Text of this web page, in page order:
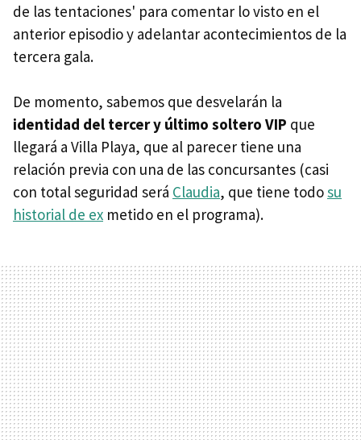
de las tentaciones' para comentar lo visto en el
anterior episodio y adelantar acontecimientos de la
tercera gala.
De momento, sabemos que desvelarán la
identidad del tercer y último soltero VIP que
llegará a Villa Playa, que al parecer tiene una
relación previa con una de las concursantes (casi
con total seguridad será Claudia, que tiene todosu
historial de ex metido en el programa).